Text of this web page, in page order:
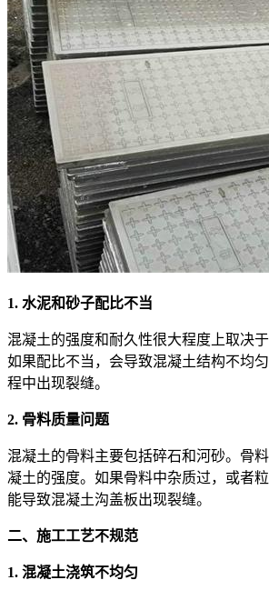
1. 水泥和砂子配比不当
混凝土的强度和耐久性很大程度上取决
如果配比不当，会导致混凝土结构不均
程中出现裂缝。
2. 骨料质量问题
混凝土的骨料主要包括碎石和河砂。骨
凝土的强度。如果骨料中杂质过，或者
能导致混凝土沟盖板出现裂缝。
二、施工工艺不规范
1. 混凝土浇筑不均匀